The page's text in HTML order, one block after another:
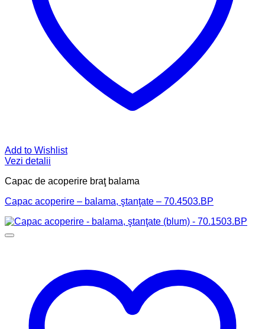
Add to Wishlist
Vezi detalii
Capac de acoperire braţ balama
Capac acoperire – balama, ştanţate – 70.4503.BP